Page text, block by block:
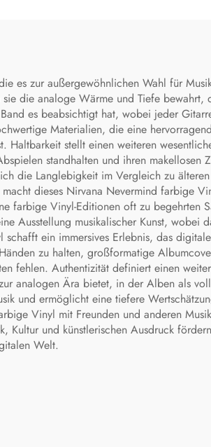
es zur außergewöhnlichen Wahl für
die analoge Wärme und Tiefe
es beabsichtigt hat, wobei jeder
Materialien, die eine
stellt einen weiteren
standhalten und ihren
die Langlebigkeit im Vergleich zu älteren
dieses Nirvana Nevermind farbige
farbige Vinyl-Editionen oft zu begehrten
Ausstellung musikalischer Kunst,
ein immersives Erlebnis, das
zu halten, großformatige
fehlen. Authentizität definiert einen
analogen Ära bietet, in der Alben als
und ermöglicht eine tiefere
Vinyl mit Freunden und anderen
und künstlerischen Ausdruck
Welt.